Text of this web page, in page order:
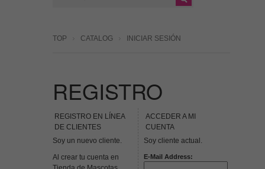
TOP CATALOG INICIAR SESIÓN
REGISTRO
REGISTRO EN LÍNEA
DE CLIENTES
Soy un nuevo cliente.
Al crear tu cuenta en
ACCEDER A MI
CUENTA
Soy cliente actual.
E-Mail Address: